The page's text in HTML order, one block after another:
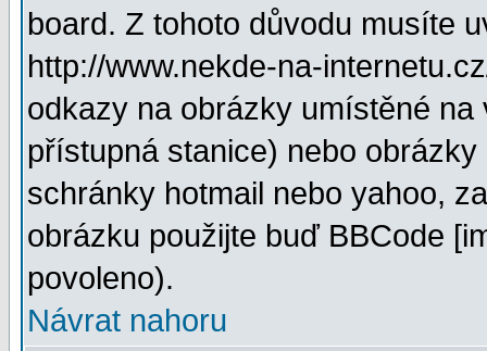
board. Z tohoto důvodu musíte
http://www.nekde-na-
odkazy na obrázky umístěné
přístupná stanice) nebo
schránky hotmail nebo yahoo,
obrázku použijte buď BBCode
povoleno).
Návrat nahoru